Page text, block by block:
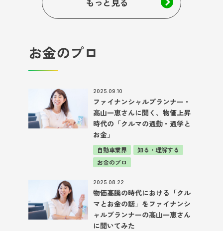
お金のプロ
2025.09.10
ファイナンシャルプランナー・
高山一恵さんに聞く、物価上昇
時代の「クルマの通勤・通学と
お金」
自動車業界
知る・理解する
お金のプロ
2025.08.22
物価高騰の時代における「クル
マとお金の話」をファイナンシ
ャルプランナーの高山一恵さん
に聞いてみた